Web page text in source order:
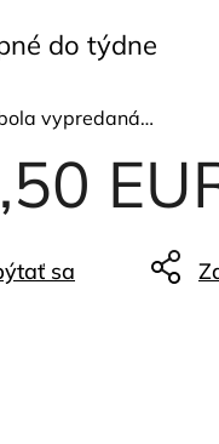
do týdne
vypredaná…
sa